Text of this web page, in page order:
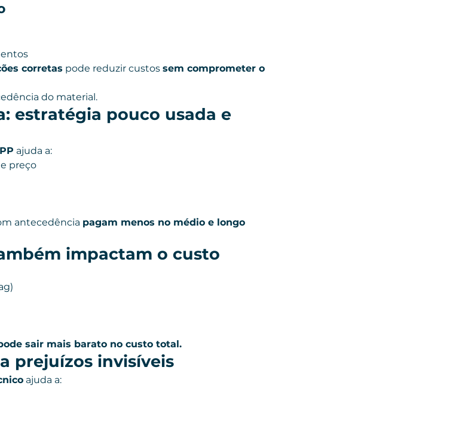
corretas pode reduzir custos sem comprometer o
do material.
estratégia pouco usada e
ajuda a:
preço
antecedência pagam menos no médio e longo
impactam o custo
sair mais barato no custo total.
prejuízos invisíveis
ajuda a: